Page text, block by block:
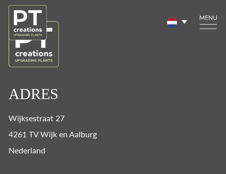
ADRES
Wijksestraat 27
4261 TV Wijk en Aalburg
Nederland